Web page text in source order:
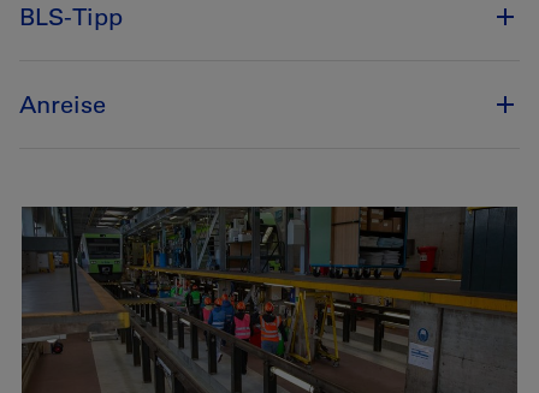
BLS-Tipp
Anreise